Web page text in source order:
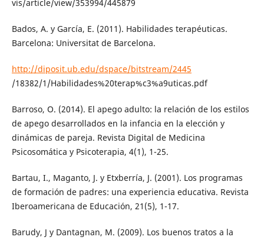
vis/article/view/353994/445879
Bados, A. y García, E. (2011). Habilidades terapéuticas.
Barcelona: Universitat de Barcelona.
http://diposit.ub.edu/dspace/bitstream/2445
/18382/1/Habilidades%20terap%c3%a9uticas.pdf
Barroso, O. (2014). El apego adulto: la relación de los estilos
de apego desarrollados en la infancia en la elección y
dinámicas de pareja. Revista Digital de Medicina
Psicosomática y Psicoterapia, 4(1), 1-25.
Bartau, I., Maganto, J. y Etxberría, J. (2001). Los programas
de formación de padres: una experiencia educativa. Revista
Iberoamericana de Educación, 21(5), 1-17.
Barudy, J y Dantagnan, M. (2009). Los buenos tratos a la